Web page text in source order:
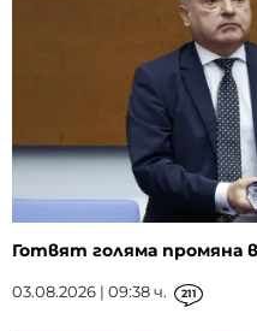
Готвят голяма промяна
03.08.2026 | 09:38 ч. 211